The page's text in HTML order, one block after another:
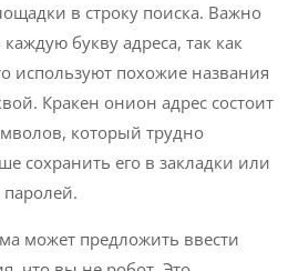
в строку поиска. Важно
букву адреса, так как
используют похожие названия
Кракен онион адрес состоит
который трудно
сохранить его в закладки или
может предложить ввести